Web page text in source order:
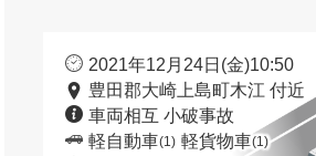
2021年12月24日(金)10:50
豊田郡大崎上島町木江 付近
車両相互 小破事故
軽自動車(1) 軽貨物車(1)